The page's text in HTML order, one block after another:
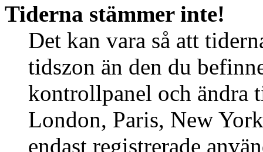
Tiderna stämmer inte!
Det kan vara så att
tidszon än den du
kontrollpanel och ändra
London, Paris, New
endast registrerade